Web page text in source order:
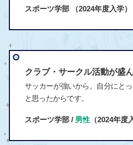
スポーツ学部 （2024年度入学）
クラブ・サークル活動が盛
サッカーが強いから。自分にと
と思ったからです。
スポーツ学部 / 男性（2024年度